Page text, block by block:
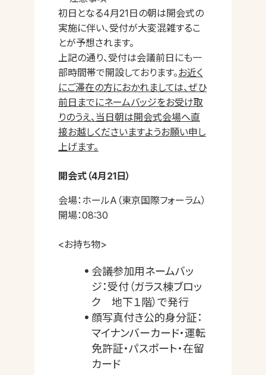
初日となる4月21日の朝は開会式の
実施に伴い、受付が大変混雑するこ
とが予想されます。
上記の通り、受付は会議前日にも一
部時間帯で開設しております。お近く
にご滞在の方におかれましては、ぜひ
前日までにネームバッジをお受け取
りのうえ、当日朝は開会式会場へ直
接お越しくださいますようお願い申し
上げます。
開会式（4月21日）
会場：ホールA（東京国際フォーラム）
開場：08:30
<お持ち物>
会議参加用ネームバッ
ジ：受付（ガラス棟ブロッ
ク 地下１階）で発行
顔写真付き公的身分証：
マイナンバーカード・運転
免許証・パスポート・在留
カード